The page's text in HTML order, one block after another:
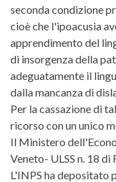
seconda condizione
cioè che l'ipoacusia
apprendimento del
di insorgenza della
adeguatamente il
dalla mancanza di
Per la cassazione di
ricorso con un unico
Il Ministero
Veneto- ULSS n. 18
L'INPS ha depositato